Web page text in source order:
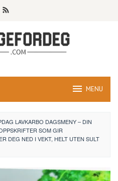
MENU
LAVKARBO DAGSMENY – DIN
SOM GIR
DEG NED I VEKT, HELT UTEN SULT